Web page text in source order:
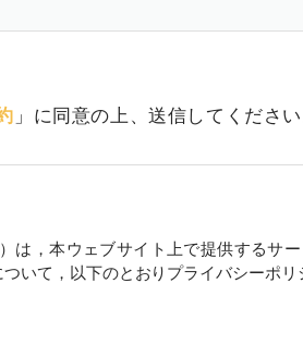
」に同意の上、送信してください
は，本ウェブサイト上で提供するサ
いて，以下のとおりプライバシーポ